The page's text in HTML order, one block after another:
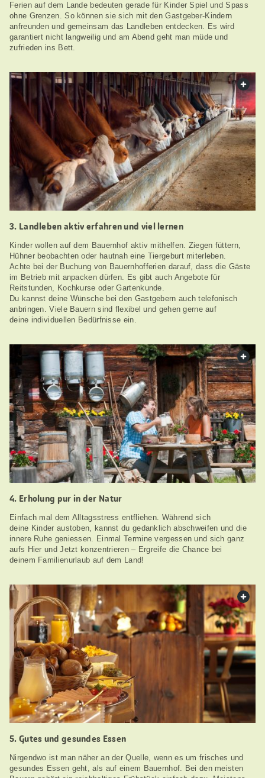
Ferien auf dem Lande bedeuten gerade für Kinder Spiel und Spass
ohne Grenzen. So können sie sich mit den Gastgeber-Kindern
anfreunden und gemeinsam das Landleben entdecken. Es wird
garantiert nicht langweilig und am Abend geht man müde und
zufrieden ins Bett.
3. Landleben aktiv erfahren und viel lernen
Kinder wollen auf dem Bauernhof aktiv mithelfen. Ziegen füttern,
Hühner beobachten oder hautnah eine Tiergeburt miterleben.
Achte bei der Buchung von Bauernhofferien darauf, dass die Gäste
im Betrieb mit anpacken dürfen. Es gibt auch Angebote für
Reitstunden, Kochkurse oder Gartenkunde.
Du kannst deine Wünsche bei den Gastgebern auch telefonisch
anbringen. Viele Bauern sind flexibel und gehen gerne auf
deine individuellen Bedürfnisse ein.
4. Erholung pur in der Natur
Einfach mal dem Alltagsstress entfliehen. Während sich
deine Kinder austoben, kannst du gedanklich abschweifen und die
innere Ruhe geniessen. Einmal Termine vergessen und sich ganz
aufs Hier und Jetzt konzentrieren – Ergreife die Chance bei
deinem Familienurlaub auf dem Land!
5. Gutes und gesundes Essen
Nirgendwo ist man näher an der Quelle, wenn es um frisches und
gesundes Essen geht, als auf einem Bauernhof. Bei den meisten